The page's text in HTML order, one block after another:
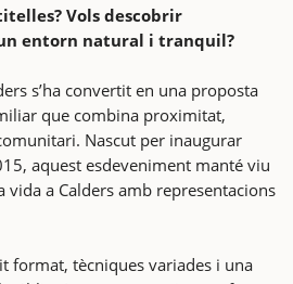
Vols descobrir
entorn natural i tranquil?
s’ha convertit en una proposta
que combina proximitat,
Nascut per inaugurar
aquest esdeveniment manté viu
vida a Calders amb representacions
format, tècniques variades i una